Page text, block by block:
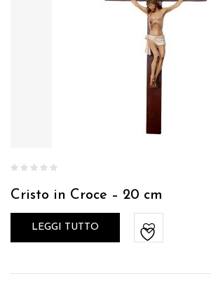
Cristo in Croce – 20 cm
LEGGI TUTTO